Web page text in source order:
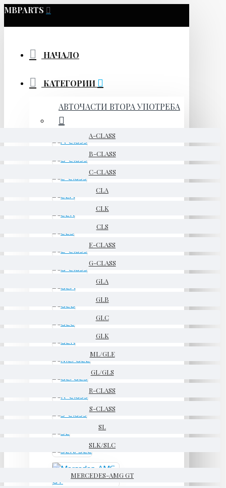
MBPARTS
НАЧАЛО
КАТЕГОРИИ
АВТОЧАСТИ ВТОРА УПОТРЕБА
A-CLASS
B-CLASS
C-CLASS
CLA
CLK
CLS
E-CLASS
G-CLASS
GLA
GLB
GLC
GLK
ML/GLE
GL/GLS
R-CLASS
S-CLASS
SL
SLK/SLC
MERCEDES-AMG GT